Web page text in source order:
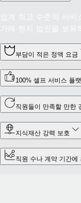
업계 최고 수준의 서
가에 현지 법인을 보유
부담이 적은 정액 요금
100% 셀프 서비스 플
직원들이 만족할 만한
지식재산 강력 보호
직원 수나 계약 기간에